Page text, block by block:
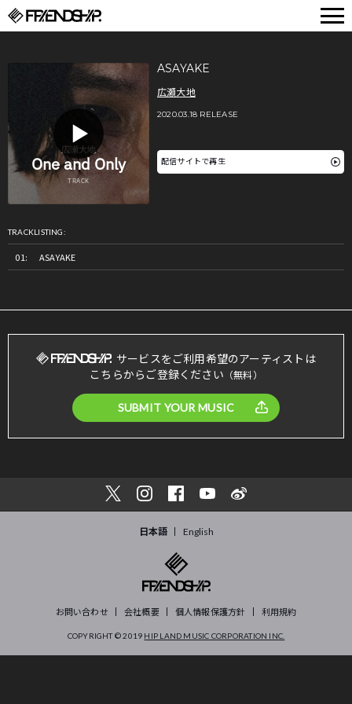
ASAYAKE
広瀬大地
2020.03.18 RELEASE
配信サイトで再生
TRACKLISTING:
ASAYAKE
サービスをご利用希望のアーティストは
こちらからご登録ください （無料）
SUBMIT YOUR MUSIC
日本語 English
お問い合わせ 会社概要 個人情報保護方針 利用規約
COPYRIGHT © 2019 HIP LAND MUSIC CORPORATION INC.